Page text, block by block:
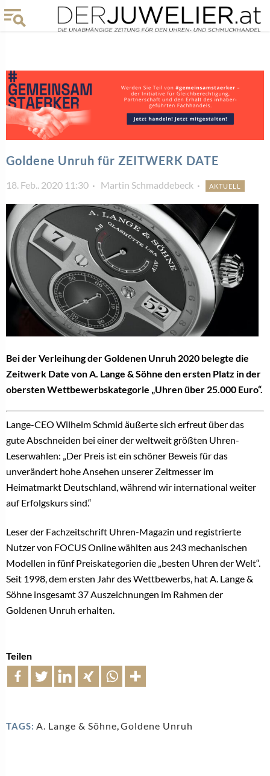
Goldene Unruh für ZEITWERK DATE
18. Feb.. 2020 11:30 Martin Schmaddebeck AKTUELL
Bei der Verleihung der Goldenen Unruh 2020 belegte die
Zeitwerk Date von A. Lange & Söhne den ersten Platz in der
obersten Wettbewerbskategorie „Uhren über 25.000 Euro“.
Lange-CEO Wilhelm Schmid äußerte sich erfreut über das
gute Abschneiden bei einer der weltweit größten Uhren-
Leserwahlen: „Der Preis ist ein schöner Beweis für das
unverändert hohe Ansehen unserer Zeitmesser im
Heimatmarkt Deutschland, während wir international weiter
auf Erfolgskurs sind.“
Leser der Fachzeitschrift Uhren-Magazin und registrierte
Nutzer von FOCUS Online wählten aus 243 mechanischen
Modellen in fünf Preiskategorien die „besten Uhren der Welt“.
Seit 1998, dem ersten Jahr des Wettbewerbs, hat A. Lange &
Söhne insgesamt 37 Auszeichnungen im Rahmen der
Goldenen Unruh erhalten.
Teilen
TAGS: A. Lange & Söhne,Goldene Unruh